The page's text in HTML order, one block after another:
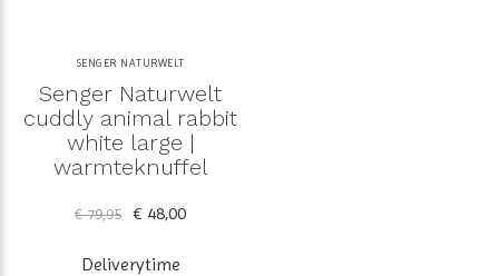
SENGER NATURWELT
Senger Naturwelt
cuddly animal rabbit
white large |
warmteknuffel
€ 79,95 € 48,00
Deliverytime